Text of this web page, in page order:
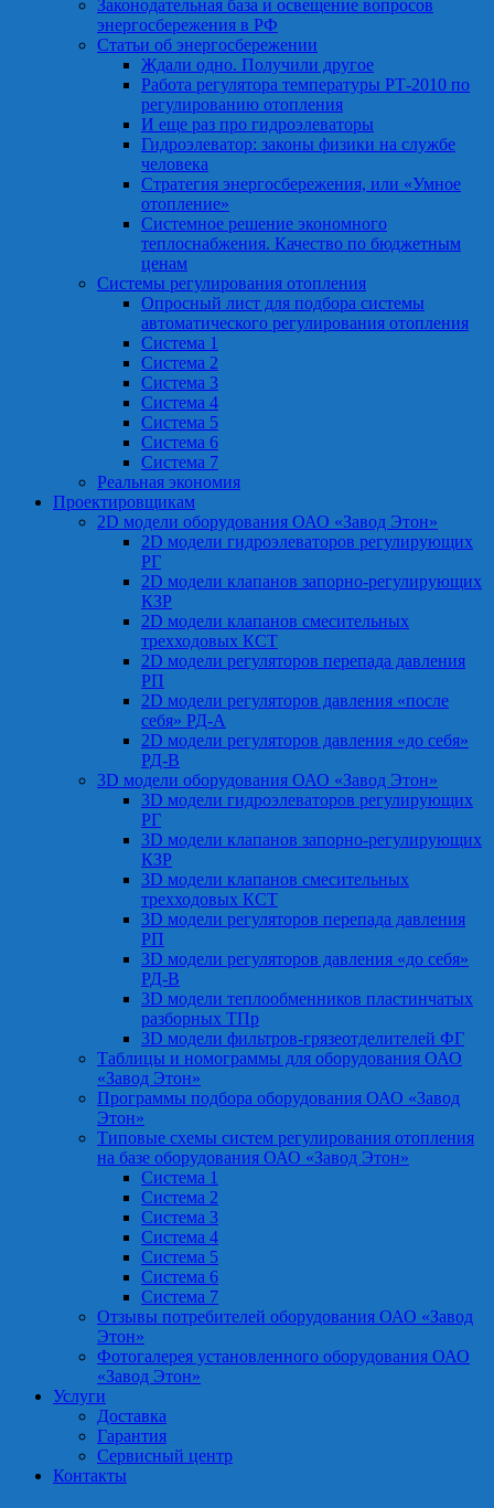
Законодательная база и освещение вопросов
энергосбережения в РФ
Статьи об энергосбережении
Ждали одно. Получили другое
Работа регулятора температуры РТ-2010 по
регулированию отопления
И еще раз про гидроэлеваторы
Гидроэлеватор: законы физики на службе
человека
Стратегия энергосбережения, или «Умное
отопление»
Системное решение экономного
теплоснабжения. Качество по бюджетным
ценам
Системы регулирования отопления
Опросный лист для подбора системы
автоматического регулирования отопления
Система 1
Система 2
Система 3
Система 4
Система 5
Система 6
Система 7
Реальная экономия
Проектировщикам
2D модели оборудования ОАО «Завод Этон»
2D модели гидроэлеваторов регулирующих
РГ
2D модели клапанов запорно-регулирующих
КЗР
2D модели клапанов смесительных
трехходовых КСТ
2D модели регуляторов перепада давления
РП
2D модели регуляторов давления «после
себя» РД-А
2D модели регуляторов давления «до себя»
РД-В
3D модели оборудования ОАО «Завод Этон»
3D модели гидроэлеваторов регулирующих
РГ
3D модели клапанов запорно-регулирующих
КЗР
3D модели клапанов смесительных
трехходовых КСТ
3D модели регуляторов перепада давления
РП
3D модели регуляторов давления «до себя»
РД-В
3D модели теплообменников пластинчатых
разборных ТПр
3D модели фильтров-грязеотделителей ФГ
Таблицы и номограммы для оборудования ОАО
«Завод Этон»
Программы подбора оборудования ОАО «Завод
Этон»
Типовые схемы систем регулирования отопления
на базе оборудования ОАО «Завод Этон»
Система 1
Система 2
Система 3
Система 4
Система 5
Система 6
Система 7
Отзывы потребителей оборудования ОАО «Завод
Этон»
Фотогалерея установленного оборудования ОАО
«Завод Этон»
Услуги
Доставка
Гарантия
Сервисный центр
Контакты